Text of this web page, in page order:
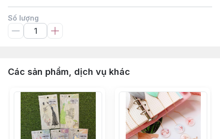
Số lượng
Các sản phẩm, dịch vụ khác